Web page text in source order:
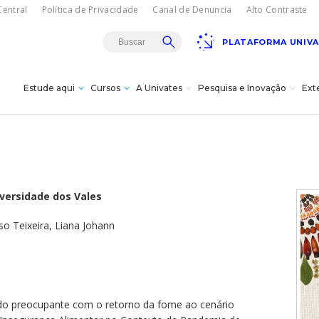
Política de Privacidade Canal de Denuncia Alto Contraste
PLATAFORMA
Estude aqui
e bolsas
Cursos A Univates Pesquisa e Inovação
da
de
-
The Moscow Ballet em
Lajeado
dos Vales
Teixeira, Liana Johann
preocupante com o retorno da fome ao cenário